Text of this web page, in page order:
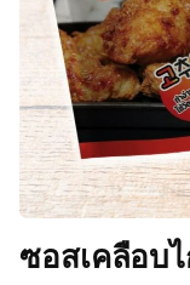
ซอสเคลือบ